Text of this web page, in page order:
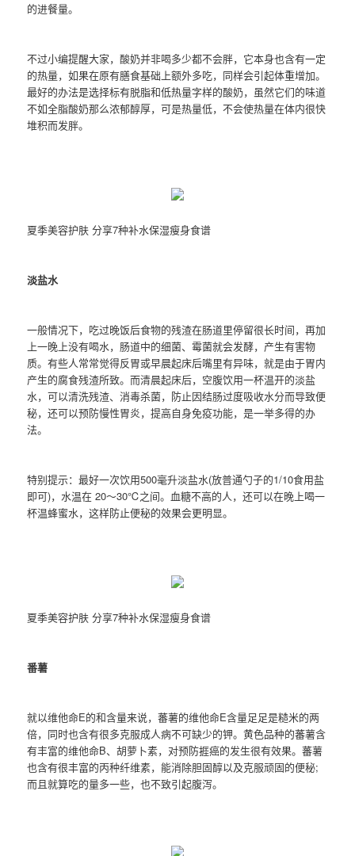
的进餐量。
不过小编提醒大家，酸奶并非喝多少都不会胖，它本身也含有一定
的热量，如果在原有膳食基础上额外多吃，同样会引起体重增加。
最好的办法是选择标有脱脂和低热量字样的酸奶，虽然它们的味道
不如全脂酸奶那么浓郁醇厚，可是热量低，不会使热量在体内很快
堆积而发胖。
夏季美容护肤 分享7种补水保湿瘦身食谱
淡盐水
一般情况下，吃过晚饭后食物的残渣在肠道里停留很长时间，再加
上一晚上没有喝水，肠道中的细菌、霉菌就会发酵，产生有害物
质。有些人常常觉得反胃或早晨起床后嘴里有异味，就是由于胃内
产生的腐食残渣所致。而清晨起床后，空腹饮用一杯温开的淡盐
水，可以清洗残渣、消毒杀菌，防止因结肠过度吸收水分而导致便
秘，还可以预防慢性胃炎，提高自身免疫功能，是一举多得的办
法。
特别提示：最好一次饮用500毫升淡盐水(放普通勺子的1/10食用盐
即可)，水温在 20～30℃之间。血糖不高的人，还可以在晚上喝一
杯温蜂蜜水，这样防止便秘的效果会更明显。
夏季美容护肤 分享7种补水保湿瘦身食谱
番薯
就以维他命E的和含量来说，蕃薯的维他命E含量足足是糙米的两
倍，同时也含有很多克服成人病不可缺少的钾。黄色品种的蕃薯含
有丰富的维他命B、胡萝卜素，对预防捱癌的发生很有效果。蕃薯
也含有很丰富的丙种纤维素，能消除胆固醇以及克服顽固的便秘;
而且就算吃的量多一些，也不致引起腹泻。